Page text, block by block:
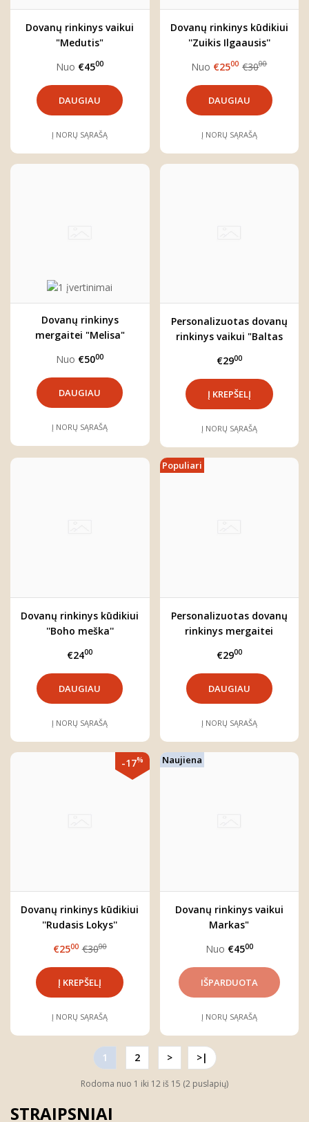
Dovanų rinkinys vaikui
"Medutis"
Nuo €4500
DAUGIAU
Į NORŲ SĄRAŠĄ
Dovanų rinkinys kūdikiui
''Zuikis Ilgaausis''
Nuo €2500 €3000
DAUGIAU
Į NORŲ SĄRAŠĄ
Dovanų rinkinys
mergaitei "Melisa"
Nuo €5000
DAUGIAU
Į NORŲ SĄRAŠĄ
Personalizuotas dovanų
rinkinys vaikui "Baltas
€2900
Į NORŲ SĄRAŠĄ
Dovanų rinkinys kūdikiui
''Boho meška''
€2400
DAUGIAU
Į NORŲ SĄRAŠĄ
Populiari
Personalizuotas dovanų
rinkinys mergaitei
€2900
DAUGIAU
Į NORŲ SĄRAŠĄ
-17%
Dovanų rinkinys kūdikiui
''Rudasis Lokys''
€2500 €3000
Į NORŲ SĄRAŠĄ
Naujiena
Dovanų rinkinys vaikui
Markas"
Nuo €4500
Į NORŲ SĄRAŠĄ
1 2 > >|
Rodoma nuo 1 iki 12 iš 15 (2 puslapių)
STRAIPSNIAI